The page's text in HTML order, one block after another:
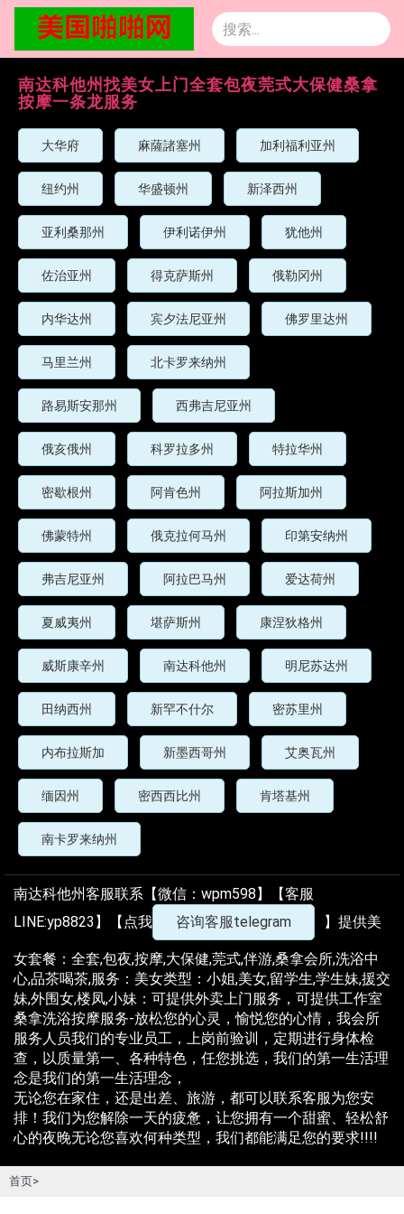
南达科他州找美女上门全套包夜莞式大保健桑拿
按摩一条龙服务
大华府 麻薩諸塞州 加利福利亚州
纽约州 华盛顿州 新泽西州
亚利桑那州 伊利诺伊州 犹他州
佐治亚州 得克萨斯州 俄勒冈州
内华达州 宾夕法尼亚州 佛罗里达州
马里兰州 北卡罗来纳州
路易斯安那州 西弗吉尼亚州
俄亥俄州 科罗拉多州 特拉华州
密歇根州 阿肯色州 阿拉斯加州
佛蒙特州 俄克拉何马州 印第安纳州
弗吉尼亚州 阿拉巴马州 爱达荷州
夏威夷州 堪萨斯州 康涅狄格州
威斯康辛州 南达科他州 明尼苏达州
田纳西州 新罕不什尔 密苏里州
内布拉斯加 新墨西哥州 艾奥瓦州
缅因州 密西西比州 肯塔基州
南卡罗来纳州
南达科他州客服联系【微信：wpm598】【客服
LINE:yp8823】【点我
咨询客服telegram 】提供美
女套餐：全套,包夜,按摩,大保健,莞式,伴游,桑拿会所,洗浴中
心,品茶喝茶,服务：美女类型：小姐,美女,留学生,学生妹,援交
妹,外围女,楼凤,小妹：可提供外卖上门服务，可提供工作室
桑拿洗浴按摩服务-放松您的心灵，愉悦您的心情，我会所
服务人员我们的专业员工，上岗前验训，定期进行身体检
查，以质量第一、各种特色，任您挑选，我们的第一生活理
念是我们的第一生活理念，
无论您在家住，还是出差、旅游，都可以联系客服为您安
排！我们为您解除一天的疲惫，让您拥有一个甜蜜、轻松舒
心的夜晚无论您喜欢何种类型，我们都能满足您的要求!!!!
首页>